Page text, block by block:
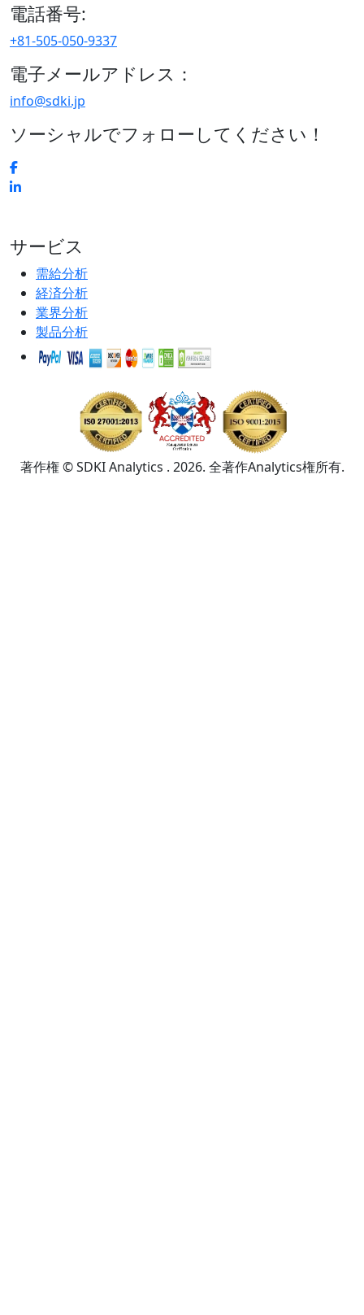
電話番号:
+81-505-050-9337
電子メールアドレス：
info@sdki.jp
ソーシャルでフォローしてください！
サービス
需給分析
経済分析
業界分析
製品分析
著作権 © SDKI Analytics . 2026. 全著作Analytics権所有.